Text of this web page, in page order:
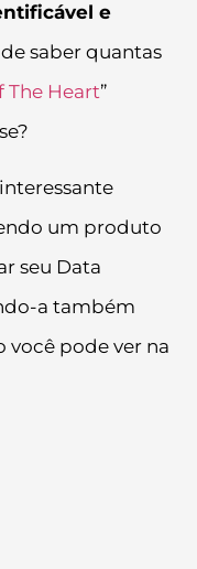
e
saber quantas
The Heart”
um produto
seu Data
a também
você pode ver na